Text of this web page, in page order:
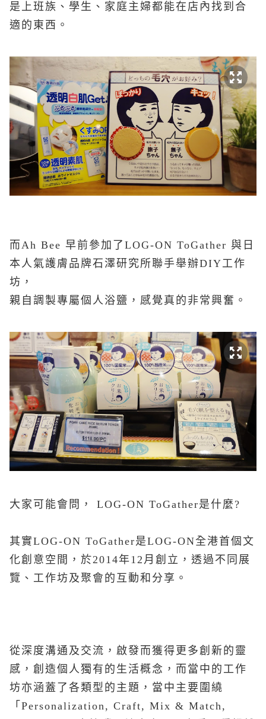
是上班族、學生、家庭主婦都能在店內找到合
適的東西。
而Ah Bee 早前參加了 LOG-ON ToGather 與日
本人氣護膚品牌石澤研究所聯手舉辦DIY工作
坊，
親自調製專屬個人浴鹽 ，感覺真的非常興奮 。
大家可能會問， LOG-ON ToGather是什麼 ?
其實LOG-ON ToGather是LOG-ON全港首個文
化創意空間，於2014年12月創立，透過不同展
覽、工作坊及聚會的互動和分享。
從深度溝通及交流，啟發而獲得更多創新的靈
感，創造個人獨有的生活概念，而當中的工作
坊亦涵蓋了各類型的主題，當中主要圍繞
「Personalization, Craft, Mix & Match,